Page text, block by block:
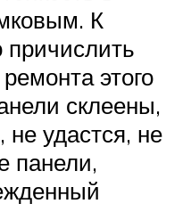
К
этого
склеены,
не удастся, не
панели,